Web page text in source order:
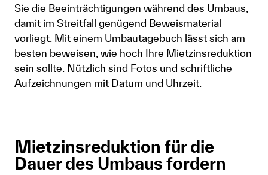
Sie die Beeinträchtigungen während des Umbaus,
damit im Streitfall genügend Beweismaterial
vorliegt. Mit einem Umbautagebuch lässt sich am
besten beweisen, wie hoch Ihre Mietzinsreduktion
sein sollte. Nützlich sind Fotos und schriftliche
Aufzeichnungen mit Datum und Uhrzeit.
Mietzinsreduktion für die
Dauer des Umbaus fordern